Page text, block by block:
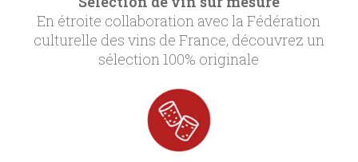
En étroite collaboration avec la Fédération
culturelle des vins de France, découvrez un
sélection 100% originale